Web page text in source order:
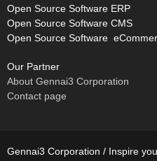
Open Source Software ERP
Open Source Software CMS
Open Source Software
Our Partner
About Gennai3 Corporation
Contact page
Gennai3 Corporation / Inspire